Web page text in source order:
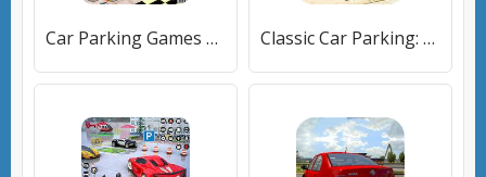
Car Parking Games 2023 Offline [Много денег] Classic Car Parking: Car Games [Много денег]